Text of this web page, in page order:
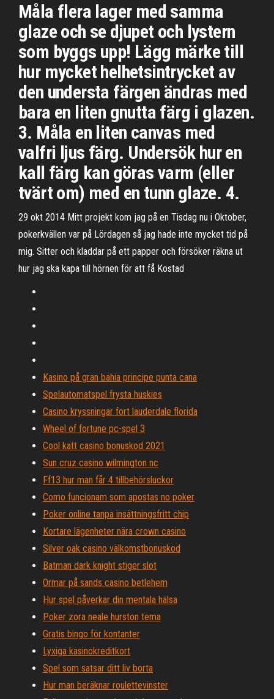
Måla flera lager med samma
glaze och se djupet och lystern
som byggs upp! Lägg märke till
hur mycket helhetsintrycket av
den understa färgen ändras med
bara en liten gnutta färg i glazen.
3. Måla en liten canvas med
valfri ljus färg. Undersök hur en
kall färg kan göras varm (eller
tvärt om) med en tunn glaze. 4.
29 okt 2014 Mitt projekt kom jag på en Tisdag nu i Oktober,
pokerkvällen var på Lördagen så jag hade inte mycket tid på
mig. Sitter och kladdar på ett papper och försöker räkna ut
hur jag ska kapa till hörnen för att få Kostad
Kasino på gran bahia principe punta cana
Spelautomatspel frysta huskies
Casino kryssningar fort lauderdale florida
Wheel of fortune pc-spel 3
Cool katt casino bonuskod 2021
Sun cruz casino wilmington nc
Ff13 hur man får 4 tillbehörsluckor
Como funcionam som apostas no poker
Poker online tanpa insättningsfritt chip
Kortare lägenheter nära crown casino
Silver oak casino välkomstbonuskod
Batman dark knight stiger slot
Ormar på sands casino betlehem
Hur spel påverkar din mentala hälsa
Poker zora neale hurston tema
Gratis bingo för kontanter
Lyxiga kasinokreditkort
Spel som satsar ditt liv borta
Hur man beräknar roulettevinster